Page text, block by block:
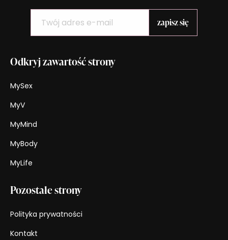
Odkryj zawartość strony
MySex
MyV
MyMind
MyBody
MyLife
Pozostałe strony
Polityka prywatności
Kontakt